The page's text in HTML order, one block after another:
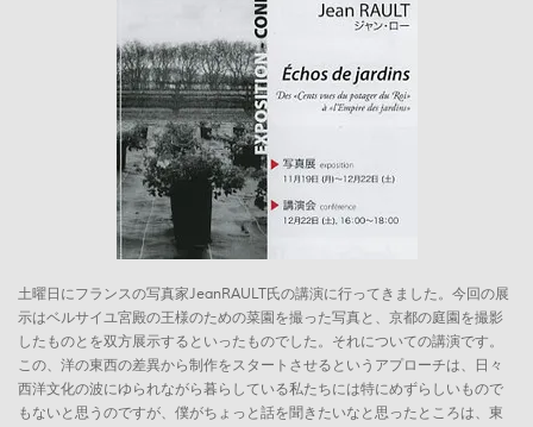
土曜日にフランスの写真家JeanRAULT氏の講演に行ってきました。今回の展
示はベルサイユ宮殿の王様のための菜園を撮った写真と、京都の庭園を撮影
したものとを双方展示するといったものでした。それについての講演です。
この、洋の東西の差異から制作をスタートさせるというアプローチは、日々
西洋文化の波にゆられながら暮らしている私たちには特にめずらしいもので
もないと思うのですが、僕がちょっと話を聞きたいなと思ったところは、東